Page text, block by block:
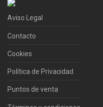
Aviso Legal
Contacto
Cookies
Política de Privacidad
Puntos de venta